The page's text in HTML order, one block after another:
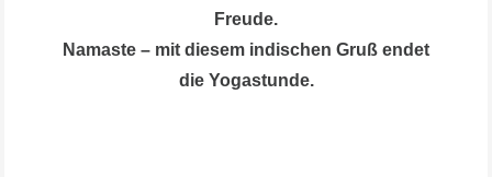
Freude.
Namaste – mit diesem indischen Gruß endet
die Yogastunde.